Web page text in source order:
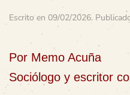
Escrito en 09/02/2026.
Por Memo Acuña
Sociólogo y escritor